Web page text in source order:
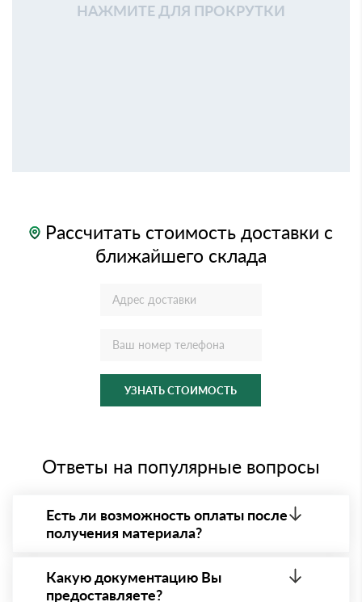
НАЖМИТЕ ДЛЯ ПРОКРУТКИ
Рассчитать стоимость доставки с
ближайшего склада
УЗНАТЬ СТОИМОСТЬ
Ответы на популярные вопросы
Есть ли возможность оплаты после
получения материала?
- оплата по факту получения товара. При этом,
если доставленный товар был ненадлежащего
Какую документацию Вы
предоставляете?